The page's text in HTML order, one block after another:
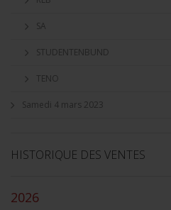
SA
STUDENTENBUND
TENO
Samedi 4 mars 2023
HISTORIQUE DES VENTES
2026